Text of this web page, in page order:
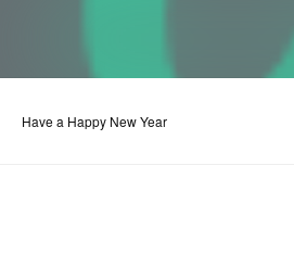
Have a Happy New Year